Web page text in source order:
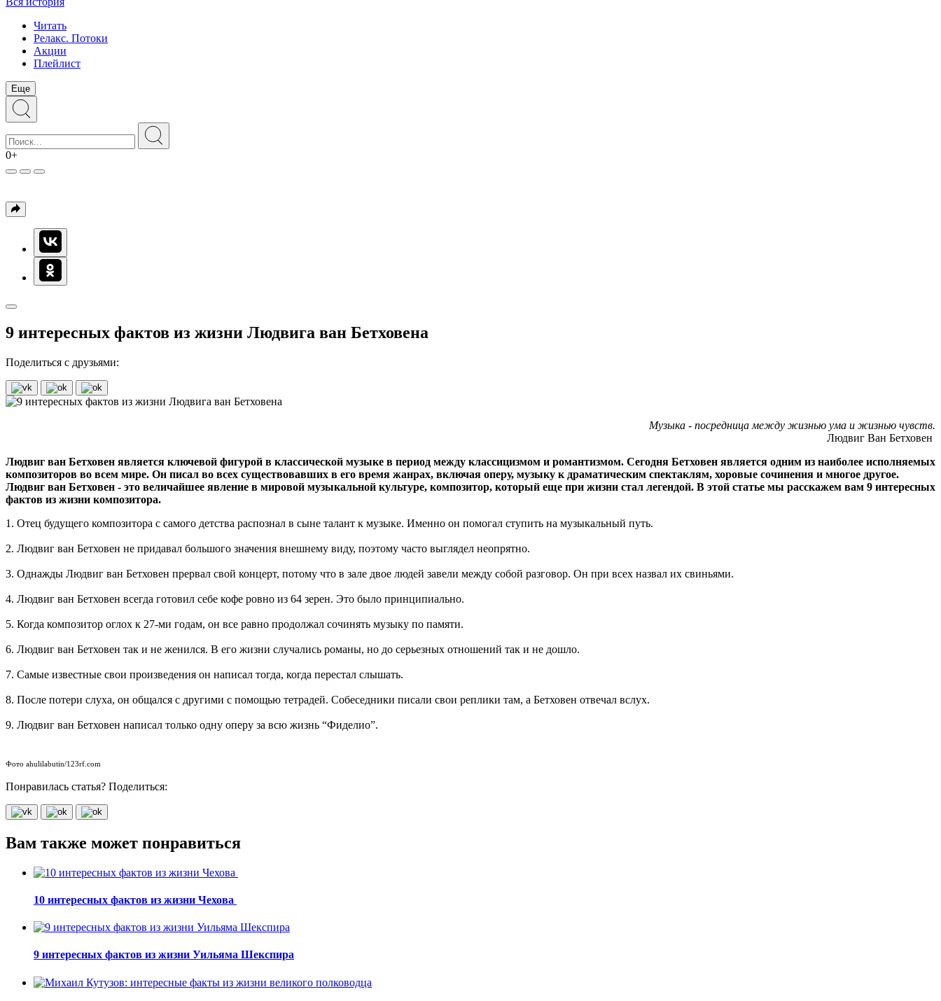
Читать
Релакс. Потоки
Акции
Плейлист
Еще
0+
9 интересных фактов из жизни Людвига ван Бетховена
Поделиться с друзьями:
Музыка - посредница между жизнью ума и жизнью чувств.
Людвиг Ван Бетховен
Людвиг ван Бетховен является ключевой фигурой в классической музыке в период между классицизмом и романтизмом. Сегодня Бетховен является одним из наиболее исполняемых
композиторов во всем мире. Он писал во всех существовавших в его время жанрах, включая оперу, музыку к драматическим спектаклям, хоровые сочинения и многое другое.
Людвиг ван Бетховен - это величайшее явление в мировой музыкальной культуре, композитор, который еще при жизни стал легендой. В этой статье мы расскажем вам 9 интересных
фактов из жизни композитора.
1. Отец будущего композитора с самого детства распознал в сыне талант к музыке. Именно он помогал ступить на музыкальный путь.
2. Людвиг ван Бетховен не придавал большого значения внешнему виду, поэтому часто выглядел неопрятно.
3. Однажды Людвиг ван Бетховен прервал свой концерт, потому что в зале двое людей завели между собой разговор. Он при всех назвал их свиньями.
4. Людвиг ван Бетховен всегда готовил себе кофе ровно из 64 зерен. Это было принципиально.
5. Когда композитор оглох к 27-ми годам, он все равно продолжал сочинять музыку по памяти.
6. Людвиг ван Бетховен так и не женился. В его жизни случались романы, но до серьезных отношений так и не дошло.
7. Самые известные свои произведения он написал тогда, когда перестал слышать.
8. После потери слуха, он общался с другими с помощью тетрадей. Собеседники писали свои реплики там, а Бетховен отвечал вслух.
9. Людвиг ван Бетховен написал только одну оперу за всю жизнь “Фиделио”.
Фото ahulilabutin/123rf.com
Понравилась статья? Поделиться:
Вам также может понравиться
10 интересных фактов из жизни Чехова
9 интересных фактов из жизни Уильяма Шекспира